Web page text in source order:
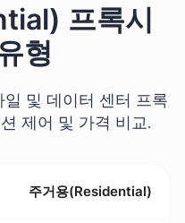
프록시
형
및 데이터 센터 프록
제어 및 가격 비교.
주거용(Residential)